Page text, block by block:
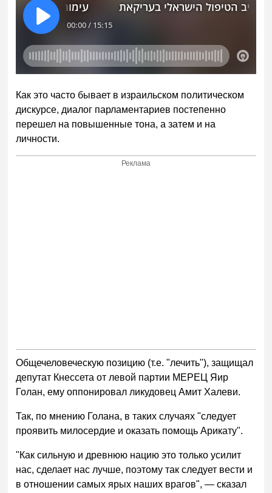
Как это часто бывает в израильском политическом
дискурсе, диалог парламентариев постепенно
перешел на повышенные тона, а затем и на
личности.
Реклама
Общечеловеческую позицию (т.е. "лечить"), защищал
депутат Кнессета от левой партии МЕРЕЦ Яир
Голан, ему оппонировал ликудовец Амит Халеви.
Так, по мнению Голана, в таких случаях "следует
проявить милосердие и оказать помощь Арикату".
"Как сильную и древнюю нацию это только усилит
нас, сделает нас лучше, поэтому так следует вести и
в отношении самых ярых наших врагов", — сказал